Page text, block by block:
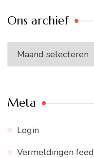
Ons archief
Ons
archief
Meta
Login
Vermeldingen feed